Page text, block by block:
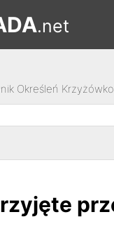
.net
Określeń